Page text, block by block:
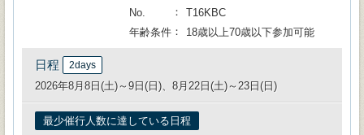
No.
T16KBC
年齢条件
18歳以上70歳以下参加可能
日程 2days
2026年8月8日(土)～9日(日)、8月22日(土)～23日(日)
最少催行人数に達している日程